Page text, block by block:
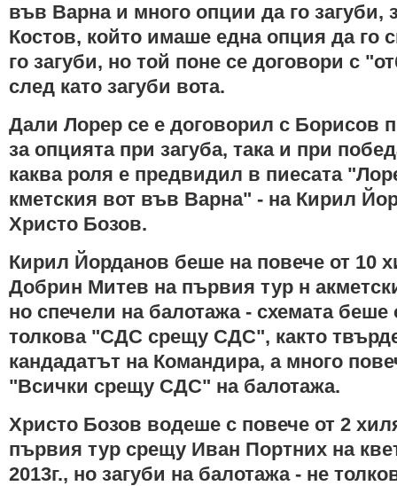
във Варна и много опции да го загуби,
Костов, който имаше една опция да го
го загуби, но той поне се договори с
след като загуби вота.
Дали Лорер се е договорил с Борисов
за опцията при загуба, така и при
каква роля е предвидил в пиесата
кметския вот във Варна" - на Кирил
Христо Бозов.
Кирил Йорданов беше на повече от 10
Добрин Митев на първия тур н
но спечели на балотажа - схемата беше
толкова "СДС срещу СДС", както
кандадатът на Командира, а много
"Всички срещу СДС" на балотажа.
Христо Бозов водеше с повече от 2
първия тур срещу Иван Портних на
2013г., но загуби на балотажа - не